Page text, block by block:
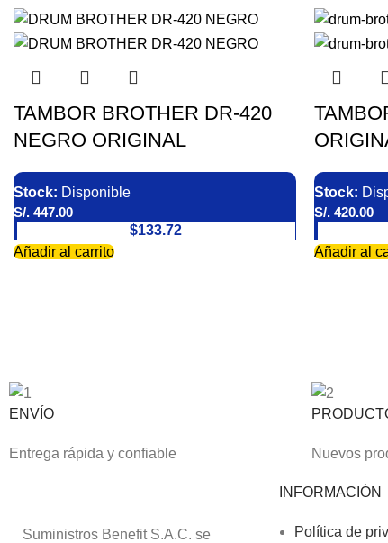
TAMBOR BROTHER DR-420
NEGRO ORIGINAL
Stock: Disponible
S/. 447.00
$133.72
Añadir al carrito
Stock:
S/.420.00
Añadir al
ENVÍO
Entrega rápida y confiable Nuevos
Suministros Benefit S.A.C. se
INFORMACIÓN
Política de